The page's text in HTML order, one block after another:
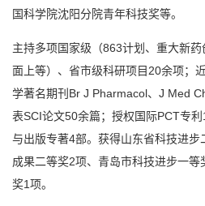
国科学院沈阳分院青年科技奖等。
主持多项国家级（863计划、重大新
面上等）、省市级科研项目20余项；
学著名期刊Br J Pharmacol、J Med
表SCI论文50余篇；授权国际PCT专
与出版专著4部。获得山东省科技进
成果二等奖2项、青岛市科技进步一
奖1项。